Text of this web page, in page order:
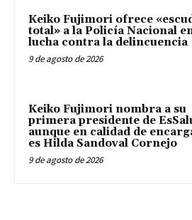
Keiko Fujimori ofrece
total» a la Policía Nacional
lucha contra la delincuencia
9 de agosto de 2026
Keiko Fujimori nombra a su
primera presidente de
aunque en calidad de
es Hilda Sandoval Cornejo
9 de agosto de 2026